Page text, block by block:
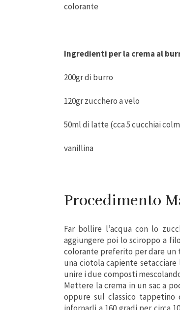
colorante
Ingredienti per la crema al
200gr di burro
120gr zucchero a velo
50ml di latte (cca 5 cucchiai
vanillina
Procedimento
Far bollire l’acqua con lo
aggiungere poi lo sciroppo a
colorante preferito per dare un
una ciotola capiente
unire i due composti
Mettere la crema in un sac a
oppure sul classico tappetino